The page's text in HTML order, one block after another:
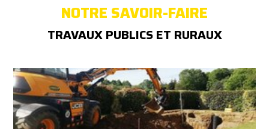
NOTRE SAVOIR-FAIRE
TRAVAUX PUBLICS ET RURAUX